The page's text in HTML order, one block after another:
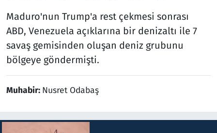
Maduro'nun Trump'a rest çekmesi sonrası
ABD, Venezuela açıklarına bir denizaltı ile 7
savaş gemisinden oluşan deniz grubunu
bölgeye göndermişti.
Muhabir: Nusret Odabaş